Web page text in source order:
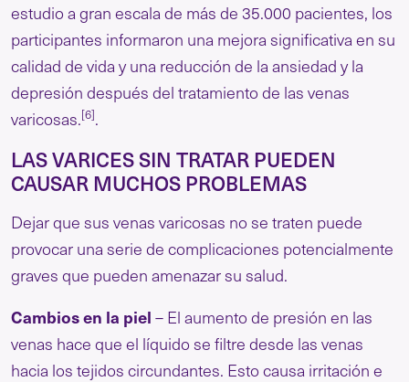
estudio a gran escala de más de 35.000 pacientes, los
participantes informaron una mejora significativa en su
calidad de vida y una reducción de la ansiedad y la
depresión después del tratamiento de las venas
varicosas.[6].
LAS VARICES SIN TRATAR PUEDEN
CAUSAR MUCHOS PROBLEMAS
Dejar que sus venas varicosas no se traten puede
provocar una serie de complicaciones potencialmente
graves que pueden amenazar su salud.
Cambios en la piel – El aumento de presión en las
venas hace que el líquido se filtre desde las venas
hacia los tejidos circundantes. Esto causa irritación e